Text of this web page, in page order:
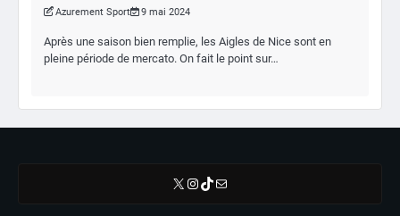
Azurement Sport 9 mai 2024
Après une saison bien remplie, les Aigles de Nice sont en
pleine période de mercato. On fait le point sur…
X Instagram
TikTok
E-mail